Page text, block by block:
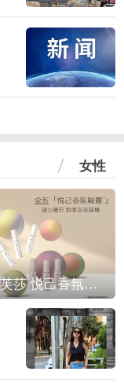
女性
IPSA茵芙莎 悦己香氛凝露上市